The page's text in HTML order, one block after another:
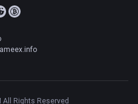
All Rights Reserved